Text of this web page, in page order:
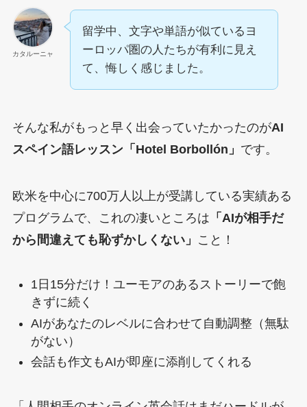
カタルーニャ
留学中、文字や単語が似ているヨ
ーロッパ圏の人たちが有利に見え
て、悔しく感じました。
そんな私がもっと早く出会っていたかったのがAI
スペイン語レッスン「Hotel Borbollón」 です。
欧米を中心に700万人以上が受講している実績ある
プログラムで、これの凄いところは 「AIが相手だ
から間違えても恥ずかしくない」 こと！
1日15分だけ！ユーモアのあるストーリーで飽
きずに続く
AIがあなたのレベルに合わせて自動調整（無駄
がない）
会話も作文もAIが即座に添削してくれる